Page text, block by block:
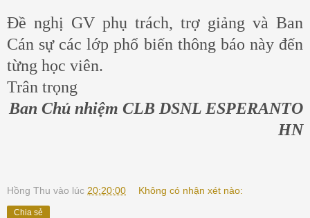
Đề nghị GV phụ trách, trợ giảng và Ban
Cán sự các lớp phổ biến thông báo này đến
từng học viên.
Trân trọng
Ban Chủ nhiệm CLB DSNL ESPERANTO
HN
Hồng Thu vào lúc 20:20:00 Không có nhận xét nào:
Chia sẻ